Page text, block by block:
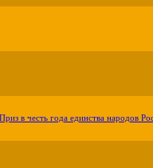
в честь года единства народов